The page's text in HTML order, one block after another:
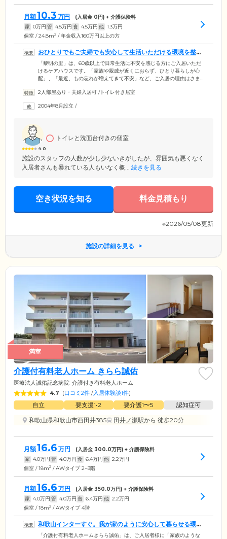
月額10.3 万円 (入居金 0円) + 介護保険料
家 0万円 管 4.5万円 食 4.5万円 他 1.3万円
個室 / 24.8m2 / 年金収入160万円以上の方
おひとりでもご夫婦でも安心して生活いただける環境を整え
ています
「黎明の里」は、60歳以上で日常生活に不安を感じる方にご入居いただ
けるケアハウスです。「家族や親戚が近くにおらず、ひとり暮らしが心
配」、「最近、もの忘れが増えてきて不安」など、ご入居の理由はさま
は3タイプ。おひとり用で広さが異なるものと、おふたり用をご用意して
ットバスが完備されているお部屋もあります。また、各部屋にナースコ
2人部屋あり・夫婦入居可 /トイレ付き居室
2004年8月設立 /
4.0
トイレと洗面台付きの個室
施設のスタッフの人数が少し少ないきがしたが、雰囲気も悪くなく
入居者さんも暴れている人もいなく概... 続きを見る
空き状況を知る 料金見積もり
※2026/05/08更新
施設の詳細を見る
満室
介護付有料老人ホーム きらら誠佑
医療法人誠佑記念病院 介護付き有料老人ホーム
4.7 (口コミ2件 /入居体験談1件)
自立 要支援1•2 要介護1〜5
認知症可
和歌山県和歌山市西田井385
田井ノ瀬駅から 徒歩20分
月額16.6 万円 (入居金 300.0万円) + 介護保険料
家 4.0万円 管 4.0万円 食 6.4万円 他 2.2万円
個室 / 18m2 / AWタイプ 2~3階
月額16.6 万円 (入居金 350.0万円) + 介護保険料
家 4.0万円 管 4.0万円 食 6.4万円 他 2.2万円
個室 / 18m2 / AWタイプ 4階
和歌山インターすぐ。我が家のように安心して暮らせる環境
をご提供します
「介護付有料老人ホームきらら誠佑」は、ご入居者様に「家族のような